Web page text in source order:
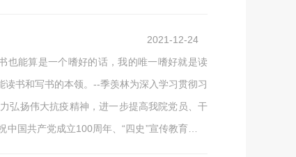
2021-12-24
也能算是一个嗜好的话，我的唯一嗜好就是读
书和写书的本领。--季羡林为深入学习贯彻习
弘扬伟大抗疫精神，进一步提高我院党员、干
国共产党成立100周年、“四史”宣传教育和北